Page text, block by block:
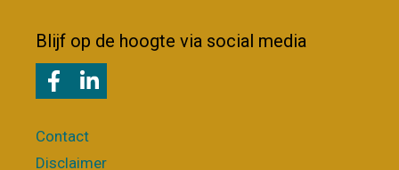
Blijf op de hoogte via social media
Contact
Disclaimer